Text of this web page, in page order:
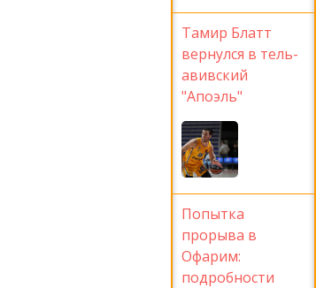
Тамир Блатт
вернулся в тель-
авивский
"Апоэль"
Попытка
прорыва в
Офарим:
подробности